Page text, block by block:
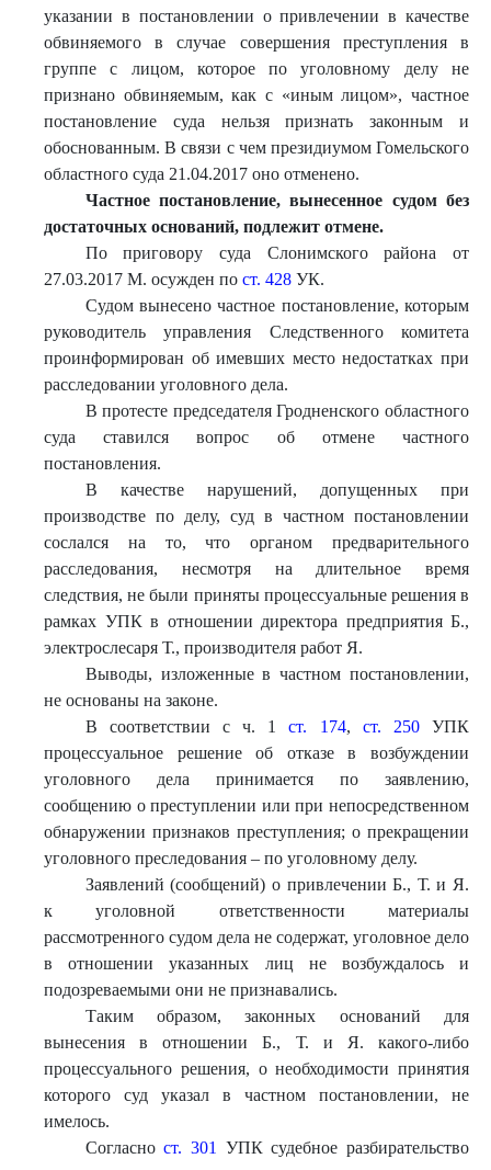
указании в постановлении о привлечении в качестве
обвиняемого в случае совершения преступления в
группе с лицом, которое по уголовному делу не
признано обвиняемым, как с «иным лицом», частное
постановление суда нельзя признать законным и
обоснованным. В связи с чем президиумом Гомельского
областного суда 21.04.2017 оно отменено.
Частное постановление, вынесенное судом без
достаточных оснований, подлежит отмене.
По приговору суда Слонимского района от
27.03.2017 М. осужден по ст. 428 УК.
Судом вынесено частное постановление, которым
руководитель управления Следственного комитета
проинформирован об имевших место недостатках при
расследовании уголовного дела.
В протесте председателя Гродненского областного
суда ставился вопрос об отмене частного
постановления.
В качестве нарушений, допущенных при
производстве по делу, суд в частном постановлении
сослался на то, что органом предварительного
расследования, несмотря на длительное время
следствия, не были приняты процессуальные решения в
рамках УПК в отношении директора предприятия Б.,
электрослесаря Т., производителя работ Я.
Выводы, изложенные в частном постановлении,
не основаны на законе.
В соответствии с ч. 1ст. 174, ст. 250УПК
процессуальное решение об отказе в возбуждении
уголовного дела принимается по заявлению,
сообщению о преступлении или при непосредственном
обнаружении признаков преступления; о прекращении
уголовного преследования – по уголовному делу.
Заявлений (сообщений) о привлечении Б., Т. и Я.
к уголовной ответственности материалы
рассмотренного судом дела не содержат, уголовное дело
в отношении указанных лиц не возбуждалось и
подозреваемыми они не признавались.
Таким образом, законных оснований для
вынесения в отношении Б., Т. и Я. какого-либо
процессуального решения, о необходимости принятия
которого суд указал в частном постановлении, не
имелось.
Согласност. 301
УПК судебное разбирательство